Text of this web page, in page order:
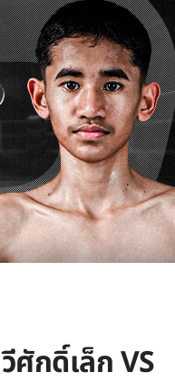
ศักดิ์เล็ก VS